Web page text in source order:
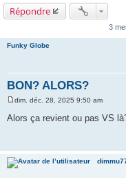
Répondre
3
Funky Globe
BON? ALORS?
s
e
dim. déc. 28, 2025 9:50 am
Alors ça revient ou pas VS